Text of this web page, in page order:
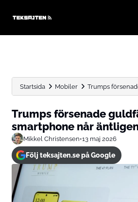
Startsida Mobiler Trumps
Trumps försenade
smartphone når
Mikkel Christensen•13 maj 2026
Följ teksajten.se på Google